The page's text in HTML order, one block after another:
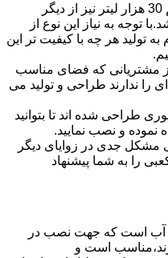
تولید مخازن پلی اتیلن مکعبی تا حجم 30 هزار لیتر نیز از دیگر
توجه به نیاز این نوع از
به تولید هر چه با کیفیت تر این
مشتریانی که فضای مناسب
را ندارند طراحی و تولید می
طراحی شده اند تا بتوانید
نموده و نصب نمایید.
جدی در زوایای دیگر
را به شما پیشنهاد
آب است که جهت نصب در
است و